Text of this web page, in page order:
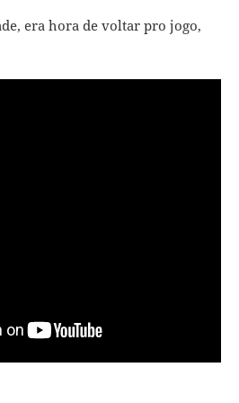
era hora de voltar pro jogo,